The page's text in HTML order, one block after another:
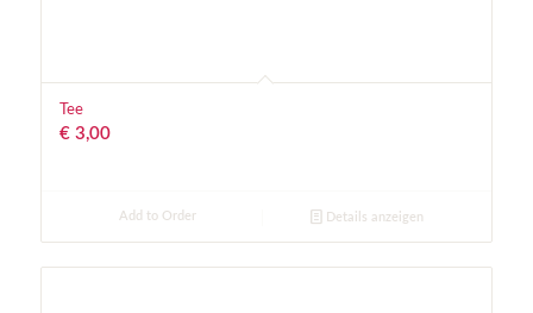
Tee
€3,00
Add to Order Details anzeigen